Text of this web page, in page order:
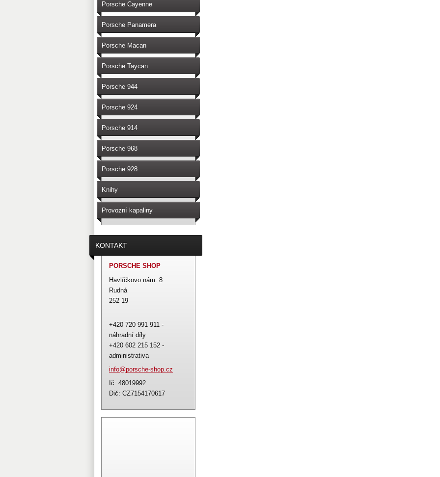
Porsche Cayenne
Porsche Panamera
Porsche Macan
Porsche Taycan
Porsche 944
Porsche 924
Porsche 914
Porsche 968
Porsche 928
Knihy
Provozní kapaliny
KONTAKT
PORSCHE SHOP
Havlíčkovo nám. 8
Rudná
252 19
+420 720 991 911 -
náhradní díly
+420 602 215 152 -
administrativa
info@porsche-shop.cz
Ič: 48019992
Dič: CZ7154170617